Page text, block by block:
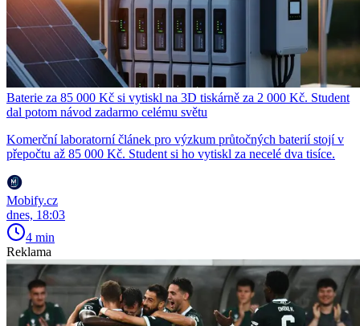
Baterie za 85 000 Kč si vytiskl na 3D tiskárně za 2 000 Kč. Student
dal potom návod zadarmo celému světu
Komerční laboratorní článek pro výzkum průtočných baterií stojí v
přepočtu až 85 000 Kč. Student si ho vytiskl za necelé dva tisíce.
Mobify.cz
dnes, 18:03
4 min
Reklama